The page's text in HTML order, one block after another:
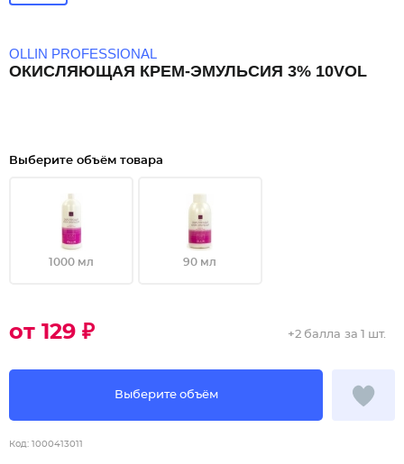
OLLIN PROFESSIONAL
ОКИСЛЯЮЩАЯ КРЕМ-ЭМУЛЬСИЯ 3% 10VOL
Выберите объём товара
1000 мл 90 мл
от 129 ₽
Выберите объём
+2 балла за 1 шт.
Код: 1000413011